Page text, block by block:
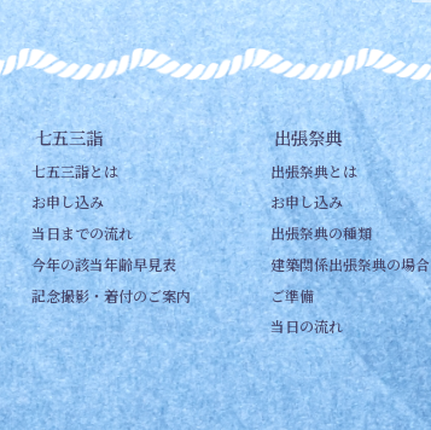
七五三詣
七五三詣とは
お申し込み
当日までの流れ
今年の該当年齢早見表
記念撮影・着付のご案内
出張祭典
出張祭典とは
お申し込み
出張祭典の種類
建築関係出張祭典の場合
ご準備
当日の流れ